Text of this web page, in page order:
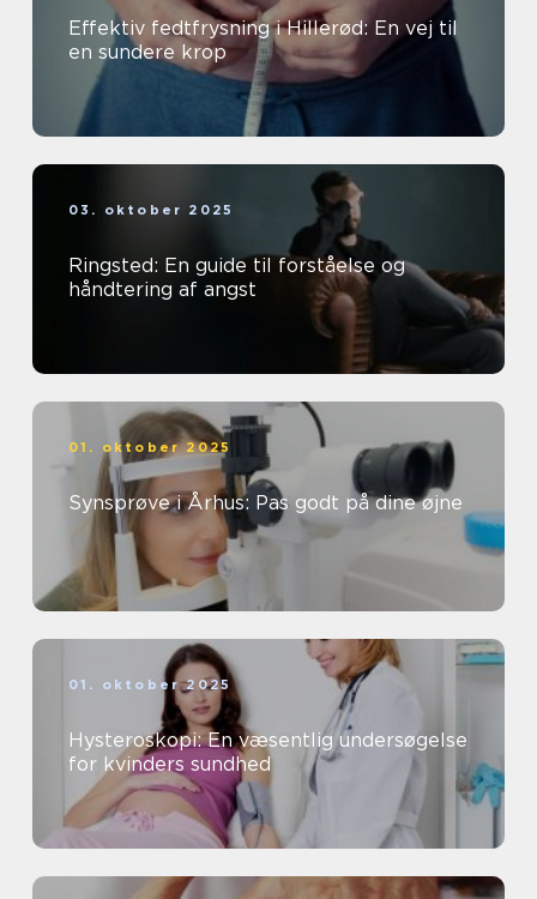
Effektiv fedtfrysning i Hillerød: En vej til
en sundere krop
03. oktober 2025
Ringsted: En guide til forståelse og
håndtering af angst
01. oktober 2025
Synsprøve i Århus: Pas godt på dine øjne
01. oktober 2025
Hysteroskopi: En væsentlig undersøgelse
for kvinders sundhed